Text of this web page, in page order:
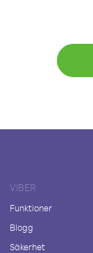
VIBER
Funktioner
Blogg
Säkerhet